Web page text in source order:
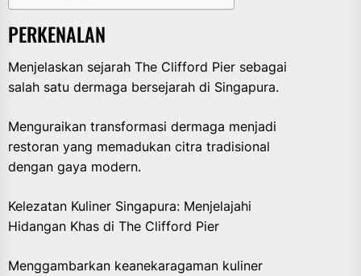
PERKENALAN
Menjelaskan sejarah The Clifford Pier sebagai
salah satu dermaga bersejarah di Singapura.
Menguraikan transformasi dermaga menjadi
restoran yang memadukan citra tradisional
dengan gaya modern.
Kelezatan Kuliner Singapura: Menjelajahi
Hidangan Khas di The Clifford Pier
Menggambarkan keanekaragaman kuliner